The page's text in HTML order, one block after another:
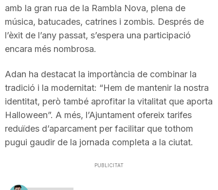
a
amb la gran rua de la Rambla Nova, plena de
música, batucades, catrines i zombis. Després de
l’èxit de l’any passat, s’espera una participació
encara més nombrosa.
Adan ha destacat la importància de combinar la
tradició i la modernitat: “Hem de mantenir la nostra
identitat, però també aprofitar la vitalitat que aporta
Halloween”. A més, l’Ajuntament ofereix tarifes
reduïdes d’aparcament per facilitar que tothom
pugui gaudir de la jornada completa a la ciutat.
PUBLICITAT